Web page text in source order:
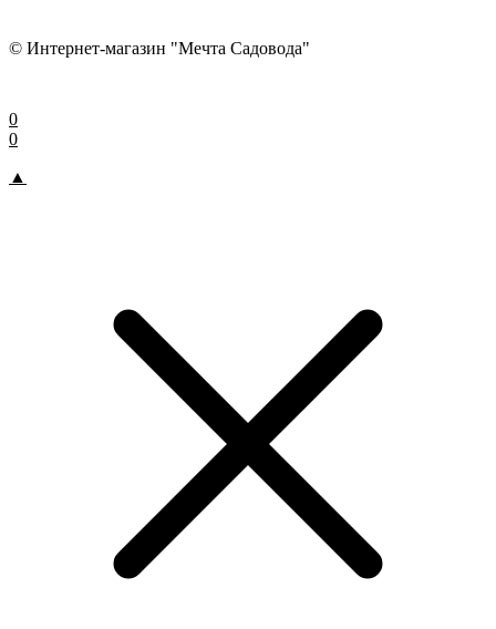
© Интернет-магазин "Мечта Садовода"
0
0
▲